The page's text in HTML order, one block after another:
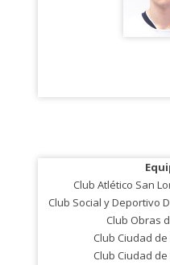
Club Atlético San
Club Social y Deportivo
Club Obras
Club Ciudad
Club Ciudad